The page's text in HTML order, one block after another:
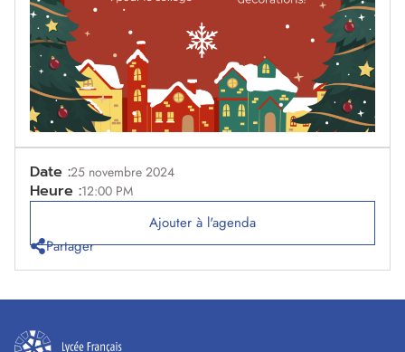
Date :25 novembre 2024
Heure :12:00 PM
Ajouter à l'agenda
Partager